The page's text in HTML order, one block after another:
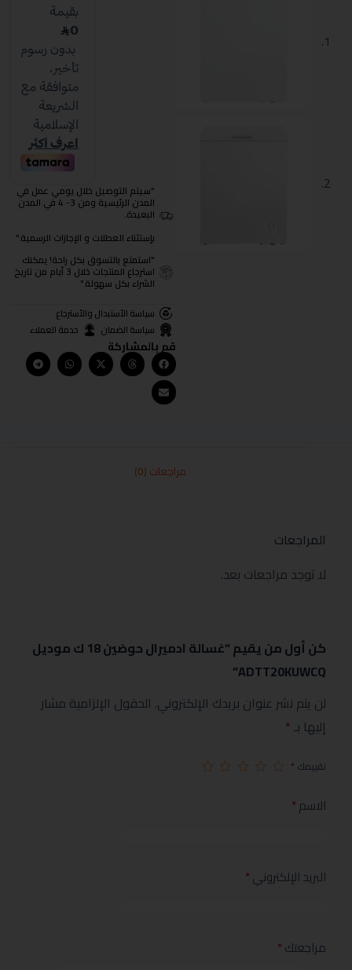
"سيتم التوصيل خلال يومي عمل في
المدن الرئيسية ومن 3- 4 في المدن
البعيدة.
بإستثناء العطلات و الإجازات الرسمية."
"استمتع بالتسوق بكل راحة! يمكنك
استرجاع المنتجات خلال 3 أيام من تاريخ
الشراء بكل سهولة."
سياسة الأستبدال والأسترجاع
سياسة الضمان
خدمة العملاء
قم بالمشاركة
مراجعات (0)
المراجعات
لا توجد مراجعات بعد.
كن أول من يقيم “غسالة ادميرال حوضين 18 ك موديل
ADTT20KUWCQ”
لن يتم نشر عنوان بريدك الإلكتروني. الحقول الإلزامية مشار
إليها بـ*
تقييمك *
الاسم*
البريد الإلكتروني*
مراجعتك*